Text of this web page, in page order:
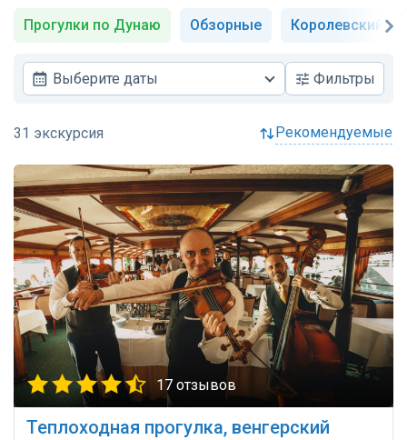
Прогулки по Дунаю Обзорные Королевский
Выберите даты Фильтры
рекомендуемые
17 отзывов
Теплоходная прогулка, венгерский